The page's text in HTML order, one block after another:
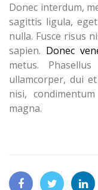
Donec interdum,
sagittis ligula,
nulla. Fusce risus
sapien. Donec
metus.
ullamcorper, dui
nisi,
magna.